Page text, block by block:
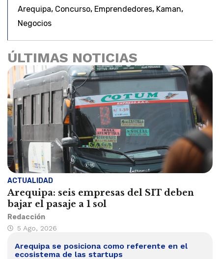
Arequipa, Concurso, Emprendedores, Kaman,
Negocios
ÚLTIMAS NOTICIAS
ACTUALIDAD
Arequipa: seis empresas del SIT deben
bajar el pasaje a 1 sol
Redacción
5 Ago, 2026
Arequipa se posiciona como referente en el
ecosistema de las startups